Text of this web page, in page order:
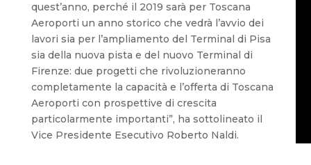
quest’anno, perché il 2019 sarà per Toscana
Aeroporti un anno storico che vedrà l’avvio dei
lavori sia per l’ampliamento del Terminal di Pisa
sia della nuova pista e del nuovo Terminal di
Firenze: due progetti che rivoluzioneranno
completamente la capacità e l’offerta di Toscana
Aeroporti con prospettive di crescita
particolarmente importanti”, ha sottolineato il
Vice Presidente Esecutivo Roberto Naldi.